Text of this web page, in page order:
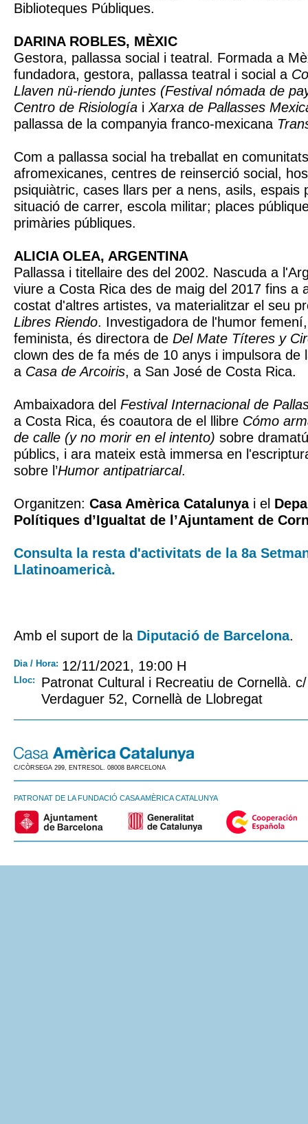
Biblioteques Públiques.
DARINA ROBLES, MÈXIC
Gestora, pallassa social i teatral. Formada a
fundadora, gestora, pallassa teatral i social a
Llaven nü-riendo juntes (Festival nómada de
Centro de Risiología i Xarxa de Pallasses
pallassa de la companyia franco-mexicana
Com a pallassa social ha treballat en
afromexicanes, centres de reinserció social,
psiquiàtric, cases llars per a nens, asils, espais
situació de carrer, escola militar; places
primàries públiques.
ALICIA OLEA, ARGENTINA
Pallassa i titellaire des del 2002. Nascuda a
viure a Costa Rica des de maig del 2017 fins a
costat d'altres artistes, va materialitzar el seu
Libres Riendo. Investigadora de l'humor
feminista, és directora de Del Mate Títeres y
clown des de fa més de 10 anys i impulsora de
a Casa de Arcoiris, a San José de Costa Rica.
Ambaixadora del Festival Internacional de
a Costa Rica, és coautora de el llibre Cómo
de calle (y no morir en el intento) sobre
públics, i ara mateix està immersa en
sobre l’Humor antipatriarcal.
Organitzen: Casa Amèrica Catalunyai el
Polítiques d’Igualtat de l’Ajuntament de
Consulta la resta d'activitats de la 8a
Llatinoamericà.
Amb el suport de la Diputació de Barcelona.
Dia / Hora: 12/11/2021, 19:00 H
Lloc:
Patronat Cultural i Recreatiu de Cornellà.
Verdaguer 52, Cornellà de Llobregat
C/CÒRSEGA 299, ENTRESOL. 08008 BARCELONA
PATRONAT DE LA FUNDACIÓ CASA AMÈRICA CATALUNYA